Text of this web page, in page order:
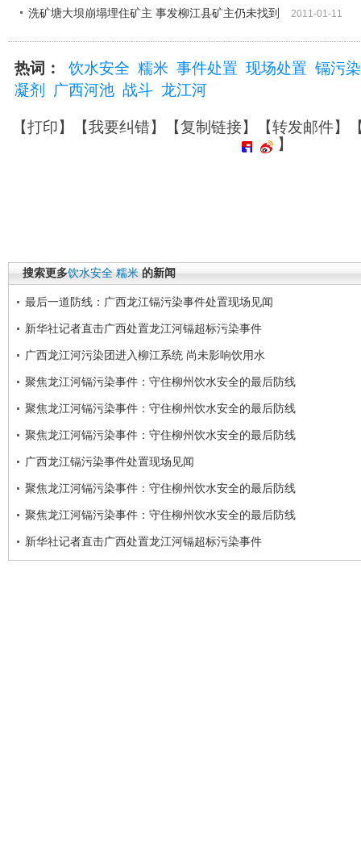
洗矿塘大坝崩塌埋住矿主 事发柳江县矿主仍未找到
2011-01-11
热词： 饮水安全 糯米 事件处置 现场处置 镉污染
凝剂
广西河池 战斗 龙江河
【打印】【我要纠错】【复制链接】【转发邮件】
】
搜索更多饮水安全 糯米 的新闻
最后一道防线：广西龙江镉污染事件处置现场见闻
新华社记者直击广西处置龙江河镉超标污染事件
广西龙江河污染团进入柳江系统 尚未影响饮用水
聚焦龙江河镉污染事件：守住柳州饮水安全的最后防线
聚焦龙江河镉污染事件：守住柳州饮水安全的最后防线
聚焦龙江河镉污染事件：守住柳州饮水安全的最后防线
广西龙江镉污染事件处置现场见闻
聚焦龙江河镉污染事件：守住柳州饮水安全的最后防线
聚焦龙江河镉污染事件：守住柳州饮水安全的最后防线
新华社记者直击广西处置龙江河镉超标污染事件